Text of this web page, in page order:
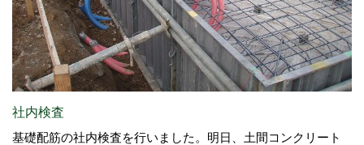
社内検査
基礎配筋の社内検査を行いました。明日、土間コンクリート